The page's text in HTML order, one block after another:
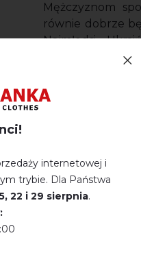
Mężczyznom
równie dobrze
Najmłodsi
dziecięcych
dodać
poszewki,
będą stylowym
internetowej i
trybie. Dla Państwa
22 і 29 sierpnia.